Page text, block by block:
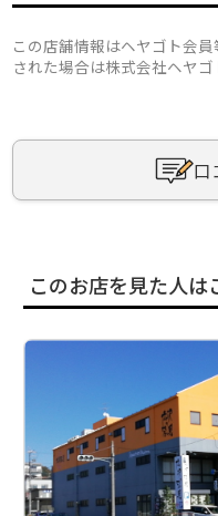
この店舗情報はヘヤゴト会
された場合は株式会社ヘヤゴ
口
このお店を見た人